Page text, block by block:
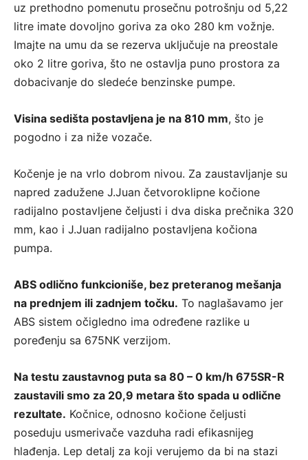
uz prethodno pomenutu prosečnu potrošnju od 5,22
litre imate dovoljno goriva za oko 280 km vožnje.
Imajte na umu da se rezerva uključuje na preostale
oko 2 litre goriva, što ne ostavlja puno prostora za
dobacivanje do sledeće benzinske pumpe.
Visina sedišta postavljena je na 810 mm, što je
pogodno i za niže vozače.
Kočenje je na vrlo dobrom nivou. Za zaustavljanje su
napred zadužene J.Juan četvoroklipne kočione
radijalno postavljene čeljusti i dva diska prečnika 320
mm, kao i J.Juan radijalno postavljena kočiona
pumpa.
ABS odlično funkcioniše, bez preteranog mešanja
na prednjem ili zadnjem točku. To naglašavamo jer
ABS sistem očigledno ima određene razlike u
poređenju sa 675NK verzijom.
Na testu zaustavnog puta sa 80 – 0 km/h 675SR-R
zaustavili smo za 20,9 metara što spada u odlične
rezultate. Kočnice, odnosno kočione čeljusti
poseduju usmerivače vazduha radi efikasnijeg
hlađenja. Lep detalj za koji verujemo da bi na stazi